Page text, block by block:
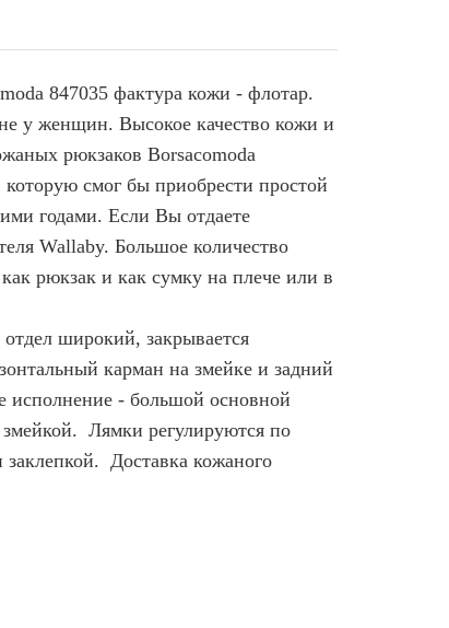
847035 фактура кожи - флотар.
у женщин. Высокое качество кожи и
рюкзаков Borsacomoda
смог бы приобрести простой
годами. Если Вы отдаете
Wallaby. Большое количество
рюкзак и как сумку на плече или в
широкий, закрывается
карман на змейке и задний
исполнение - большой основной
змейкой. Лямки регулируются по
Доставка кожаного